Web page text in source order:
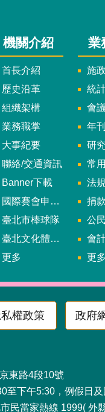
機關介紹
首長介紹
歷史沿革
組織架構
業務職掌
大事紀要
聯絡/交通資訊
Banner下載
國際賽會申辦暨籌辦小組
臺北市棒球隊
臺北文化體育園區
更多
業
施
統
會
年刊、
研
常
法
捐
公民
會
更多
私權政策 政府
北市松山
至下午5:30，例假日
民當家熱線 1999( 外